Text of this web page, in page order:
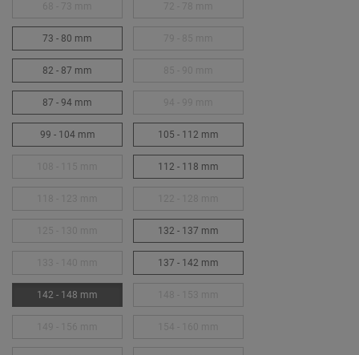
73 - 80 mm
82 - 87 mm
87 - 94 mm
99 - 104 mm 105 - 112 mm
112 - 118 mm
132 - 137 mm
137 - 142 mm
142 - 148 mm